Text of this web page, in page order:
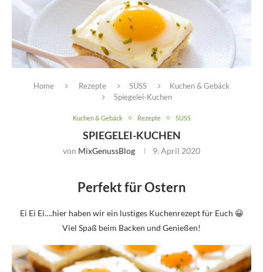
Home Rezepte SÜSS
Kuchen & Gebäck
Spiegelei-Kuchen
Kuchen & Gebäck Rezepte SÜSS
SPIEGELEI-KUCHEN
von MixGenussBlog 9. April 2020
Perfekt für Ostern
Ei Ei Ei….hier haben wir ein lustiges Kuchenrezept für Euch 😀
Viel Spaß beim Backen und Genießen!